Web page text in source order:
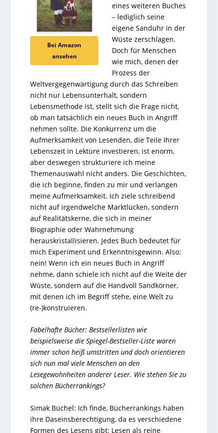
Bei Amazon
ansehen
eines weiteren Buches
– lediglich seine
eigene Sanduhr in der
Wüste zerschlagen.
Doch für Menschen
wie mich, denen der
Prozess der
Weltvergegenwärtigung durch das Schreiben
nicht nur Lebensunterhalt, sondern
Lebensmethode ist, stellt sich die Frage nicht,
ob man tatsächlich ein neues Buch in Angriff
nehmen sollte. Die Konkurrenz um die
Aufmerksamkeit von Lesenden, die Teile Ihrer
Lebenszeit in Lektüre investieren, ist enorm,
aber deswegen strukturiere ich meine
Themenauswahl nicht anders. Die Geschichten,
die ich beginne, finden zu mir und verlangen
meine Aufmerksamkeit. Ich ziele schreibend
nicht auf irgendwelche Marktlücken, sondern
auf Realitätskerne, die sich in meiner
Biographie oder Wahrnehmung
herauskristallisieren. Jedes Buch bedeutet für
mich Experiment und Erkenntnisgewinn. Also:
nein! Wenn ich ein neues Buch in Angriff
nehme, dann schiele ich nicht auf die Weite der
Wüste, sondern auf die Handvoll Sandkörner,
mit denen ich im Begriff stehe, eine Welt zu
(re-)konstruieren.
Fabelhafte Bücher:Bestsellerlistenwie
beispielsweise die Spiegel-Bestseller-Liste waren
immer schon heiß umstritten und doch orientieren
sich nun mal viele Menschen an den
Lesegewohnheiten anderer Leser. Wie stehen Sie zu
solchen Bücherrankings?
Simak Büchel: Ich finde, Bücherrankings haben
ihre Daseinsberechtigung, da es verschiedene
Formen des Lesens gibt: Lesen als reine